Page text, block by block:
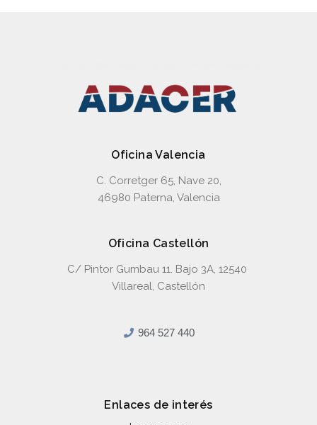
Oficina Valencia
C. Corretger 65, Nave 20,
46980 Paterna, Valencia
Oficina Castellón
C/ Pintor Gumbau 11. Bajo 3A, 12540
Villareal, Castellón
964 527 440
Enlaces de interés